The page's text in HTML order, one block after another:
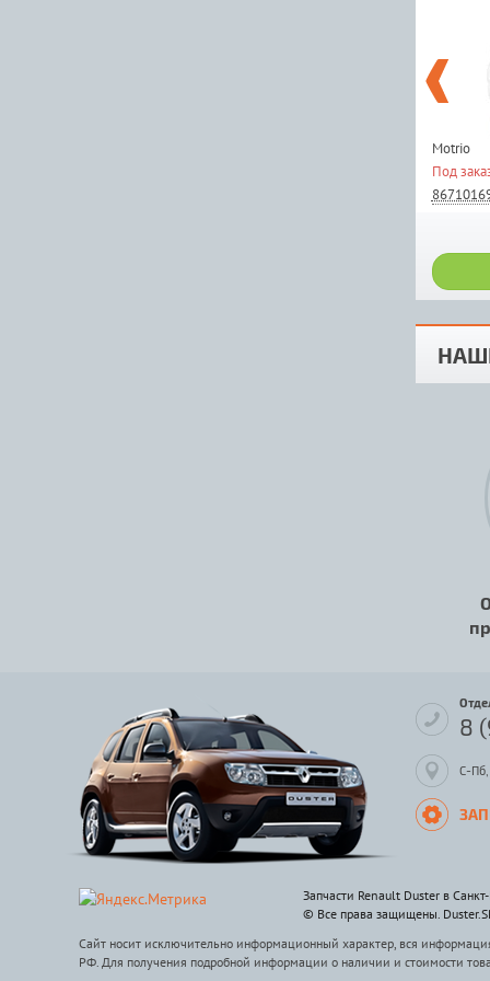
Motrio
Под
8
С-Пб,
Запчасти Renault Duster в
© Все права защищены.
Сайт носит исключительно информационный характер, вся
РФ. Для получения подробной информации о наличии и стоимости